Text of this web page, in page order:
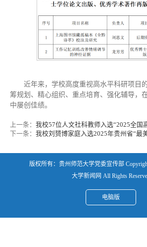
近年来，学校高度重视高水平科研项目
筹规划、精心组织、重点培育、强化辅导，
中屡创佳绩。
上一条： 我校57位人文社科教师入选“2025全国
下一条： 我校刘赟博家庭入选2025年贵州省“最
版权所有：贵州师范大学党委宣传部
大学新闻网 All Rights
电脑版